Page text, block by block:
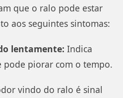
que o ralo pode estar
aos seguintes sintomas:
lentamente: Indica
pode piorar com o tempo.
vindo do ralo é sinal